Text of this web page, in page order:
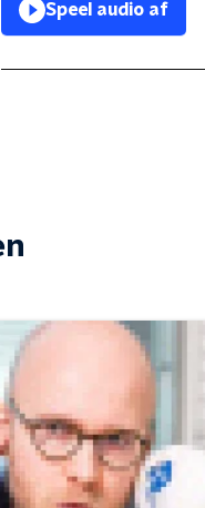
Speel audio af